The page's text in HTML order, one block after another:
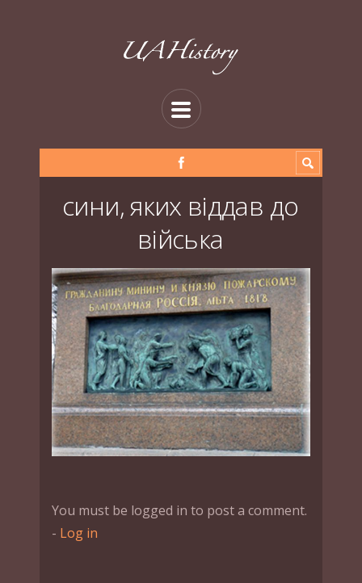
сини, яких віддав до
війська
You must be logged in to post a comment.
- Log in